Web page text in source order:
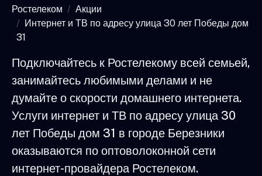
Ростелеком
Акции
Интернет и ТВ по адресу улица 30 лет Победы дом
31
Подключайтесь к Ростелекому всей семьей,
занимайтесь любимыми делами и не
думайте о скорости домашнего интернета.
Услуги интернет и ТВ по адресу улица 30
лет Победы дом 31 в городе Березники
оказываются по оптоволоконной сети
интернет-провайдера Ростелеком.